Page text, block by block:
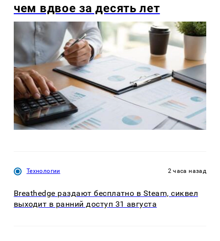
чем вдвое за десять лет
Технологии 2 часа назад
Breathedge раздают бесплатно в Steam, сиквел
выходит в ранний доступ 31 августа